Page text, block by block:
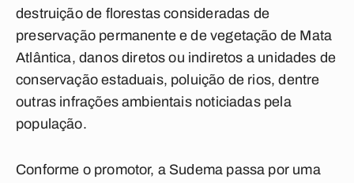
destruição de florestas consideradas de
preservação permanente e de vegetação de Mata
Atlântica, danos diretos ou indiretos a unidades de
conservação estaduais, poluição de rios, dentre
outras infrações ambientais noticiadas pela
população.
Conforme o promotor, a Sudema passa por uma